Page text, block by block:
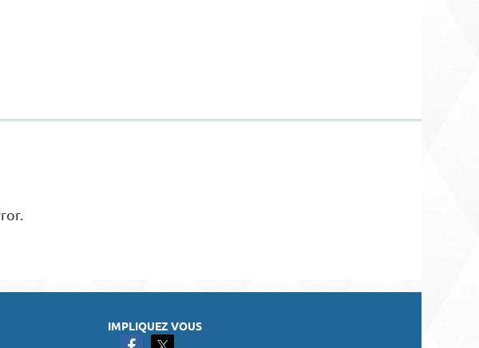
IMPLIQUEZ VOUS